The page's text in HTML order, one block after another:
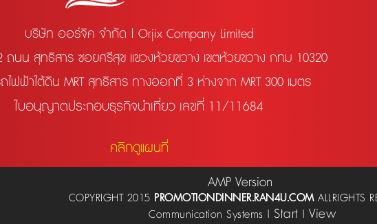
บริษัท ออร์จิค จำกัด | Orjix Company Limited
ถนน สุทธิสาร ซอยศรีสุข แขวงห้วยขวาง เขตห้วยขวาง กทม 10320
ไฟฟ้าใต้ดิน MRT สุทธิสาร ทางออกที่ 3 ห่างจาก MRT 300 เมตร
ใบอนุญาตประกอบธุรกิจนำเที่ยว เลขที่ 11/11684
คลิกดูแผนที่
AMP Version
COPYRIGHT 2015 PROMOTIONDINNER.RAN4U.COM ALLRIGHTS
Communication Systems | Start | View